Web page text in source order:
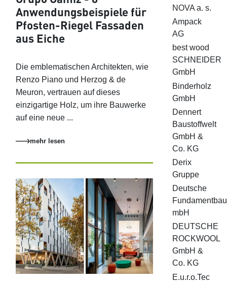
Anwendungsbeispiele für
Pfosten-Riegel Fassaden
aus Eiche
Die emblematischen Architekten, wie
Renzo Piano und Herzog & de
Meuron, vertrauen auf dieses
einzigartige Holz, um ihre Bauwerke
auf eine neue ...
mehr lesen
NOVA a. s.
Ampack
AG
best wood
SCHNEIDER
GmbH
Binderholz
GmbH
Dennert
Baustoffwelt
GmbH &
Co. KG
Derix
Gruppe
Deutsche
mbH
DEUTSCHE
ROCKWOOL
GmbH &
Co. KG
E.u.r.o.Tec